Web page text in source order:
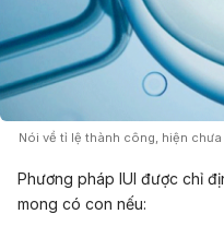
Nói về tỉ lệ thành công, hiện
Phương pháp IUI được chỉ
mong có con nếu: